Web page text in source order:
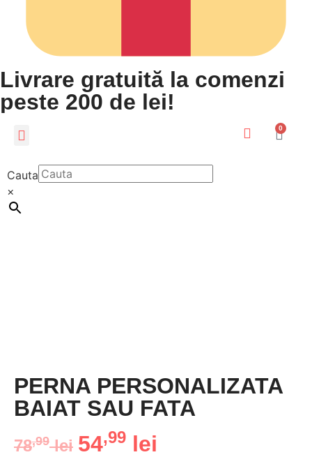
Livrare gratuită la comenzi
peste 200 de lei!
0
Cauta
×
PERNA PERSONALIZATA
BAIAT SAU FATA
78,99 lei 54,99 lei